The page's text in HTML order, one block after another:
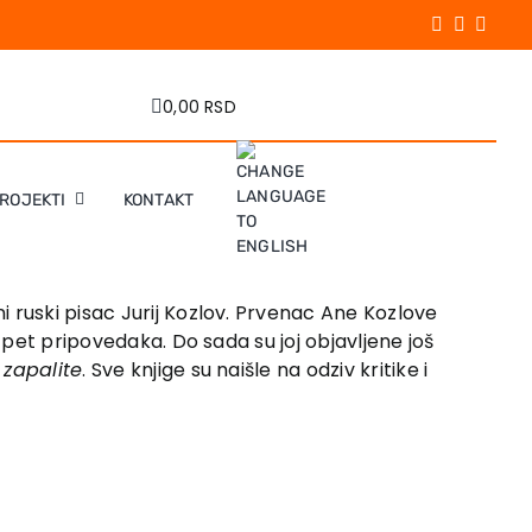
0,00 RSD
KONTAKT
pisac Jurij Kozlov. Prvenac Ane Kozlove
pripovedaka. Do sada su joj objavljene još
. Sve knjige su naišle na odziv kritike i